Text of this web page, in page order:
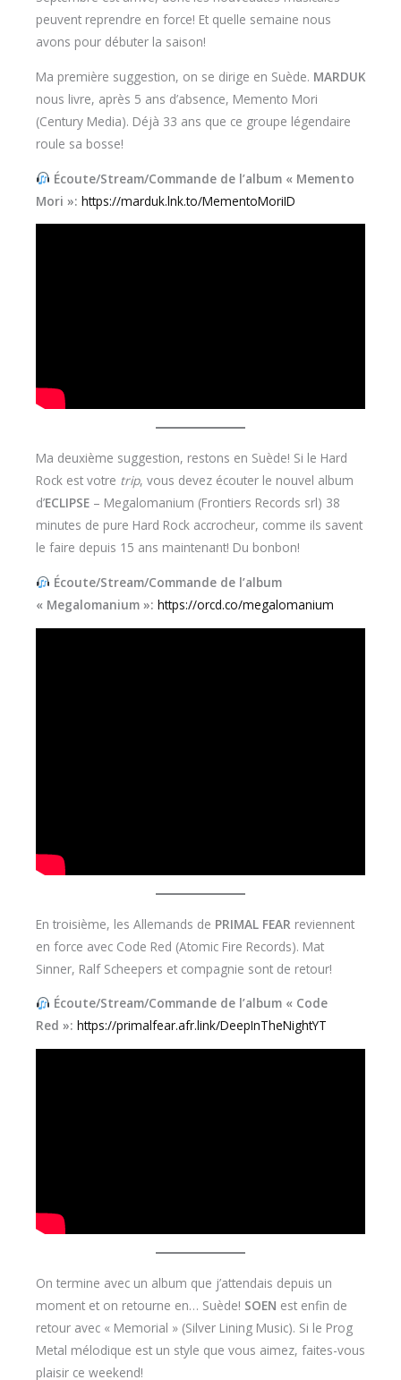
peuvent reprendre en force! Et quelle semaine nous
avons pour débuter la saison!
Ma première suggestion, on se dirige en Suède. MARDUK
nous livre, après 5 ans d’absence, Memento Mori
(Century Media). Déjà 33 ans que ce groupe légendaire
roule sa bosse!
Écoute/Stream/Commande de l’album « Memento
Mori »: https://marduk.lnk.to/MementoMoriID
Ma deuxième suggestion, restons en Suède! Si le Hard
Rock est votre trip, vous devez écouter le nouvel album
d’ECLIPSE – Megalomanium (Frontiers Records srl) 38
minutes de pure Hard Rock accrocheur, comme ils savent
le faire depuis 15 ans maintenant! Du bonbon!
Écoute/Stream/Commande de l’album
« Megalomanium »: https://orcd.co/megalomanium
En troisième, les Allemands de PRIMAL FEAR reviennent
en force avec Code Red (Atomic Fire Records). Mat
Sinner, Ralf Scheepers et compagnie sont de retour!
Écoute/Stream/Commande de l’album « Code
Red »: https://primalfear.afr.link/DeepInTheNightYT
On termine avec un album que j’attendais depuis un
moment et on retourne en… Suède! SOEN est enfin de
retour avec « Memorial » (Silver Lining Music). Si le Prog
Metal mélodique est un style que vous aimez, faites-vous
plaisir ce weekend!